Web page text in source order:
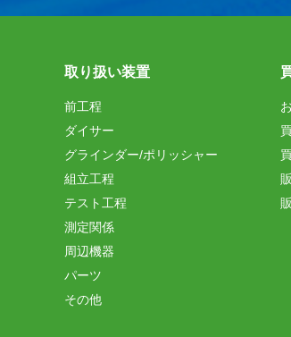
取り扱い装置
前工程
ダイサー
グラインダー/ポリッシャー
組立工程
テスト工程
測定関係
周辺機器
パーツ
その他